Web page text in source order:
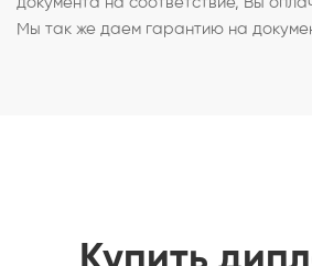
Мы так же даем гарантию на